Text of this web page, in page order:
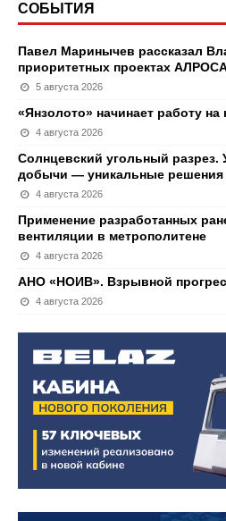
СОБЫТИЯ
Павел Маринычев рассказал
приоритетных проектах
5 августа 2026
«Янзолото» начинает работу на
4 августа 2026
Солнцевский угольный
добычи — уникальные решения
4 августа 2026
Применение разработанных
вентиляции в метрополитене
4 августа 2026
АНО «НОИВ». Взрывной
4 августа 2026